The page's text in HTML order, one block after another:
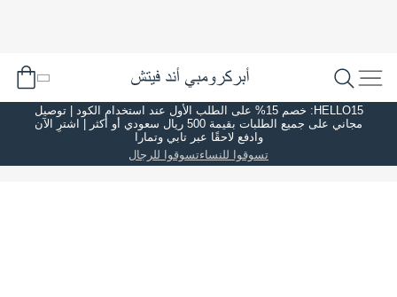
HELLO15: خصم 15% على الطلب الأول عند استخدام الكود | توصيل
مجاني على جميع الطلبات بقيمة 500 ريال سعودي أو أكثر | اشترِ الآن
وادفع لاحقًا عبر تابي وتمارا
تسوقوا للنساءتسوقوا للرجال